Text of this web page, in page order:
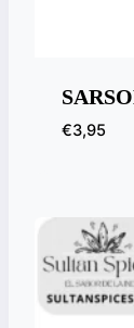
€3,95